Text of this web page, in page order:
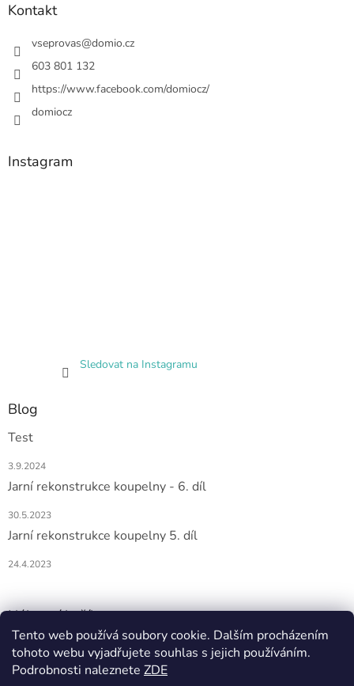
Tento web používá soubory cookie. Dalším procházením
tohoto webu vyjadřujete souhlas s jejich používáním.
Podrobnosti naleznete ZDE
Kontakt
vseprovas@domio.cz
603 801 132
https://www.facebook.com/domiocz/
domiocz
Instagram
Sledovat na Instagramu
Blog
Test
3.9.2024
Jarní rekonstrukce koupelny - 6. díl
30.5.2023
Jarní rekonstrukce koupelny 5. díl
24.4.2023
Nákupní košík
0KS /0 KČ